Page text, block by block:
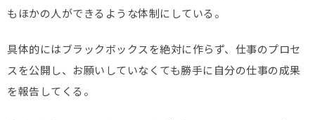
もほかの人ができるような体制にしている。
具体的にはブラックボックスを絶対に作らず、仕事のプロセ
スを公開し、お願いしていなくても勝手に自分の仕事の成果
を報告してくる。